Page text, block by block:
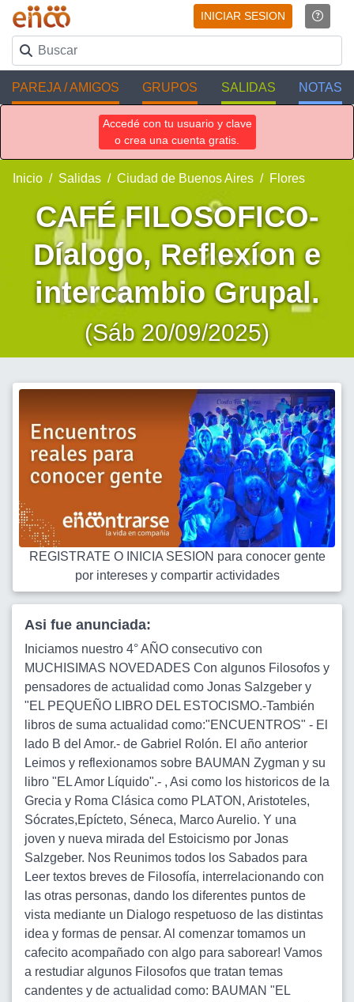
INICIAR SESION
PAREJA / AMIGOS GRUPOS SALIDAS NOTAS
Accedé con tu usuario y clave
o crea una cuenta gratis.
Inicio Salidas Ciudad de Buenos Aires Flores
CAFÉ FILOSOFICO-
Díalogo, Reflexíon e
intercambio Grupal.
(Sáb 20/09/2025)
REGISTRATE O INICIA SESION para conocer gente
por intereses y compartir actividades
Asi fue anunciada:
Iniciamos nuestro 4° AÑO consecutivo con
MUCHISIMAS NOVEDADES Con algunos Filosofos y
pensadores de actualidad como Jonas Salzgeber y
"EL PEQUEÑO LIBRO DEL ESTOCISMO.-También
libros de suma actualidad como:"ENCUENTROS" - El
lado B del Amor.- de Gabriel Rolón. El año anterior
Leimos y reflexionamos sobre BAUMAN Zygman y su
libro "EL Amor Líquido".- , Asi como los historicos de la
Grecia y Roma Clásica como PLATON, Aristoteles,
Sócrates,Epícteto, Séneca, Marco Aurelio. Y una
joven y nueva mirada del Estoicismo por Jonas
Salzgeber. Nos Reunimos todos los Sabados para
Leer textos breves de Filosofía, interrelacionando con
las otras personas, dando los diferentes puntos de
vista mediante un Dialogo respetuoso de las distintas
idea y formas de pensar. Al comenzar tomamos un
cafecito acompañado con algo para saborear! Vamos
a restudiar algunos Filosofos que tratan temas
candentes y de actualidad como: BAUMAN "EL